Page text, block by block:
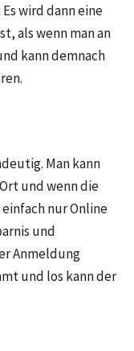
wird dann eine
als wenn man an
kann demnach
Man kann
und wenn die
nur Online
und
Anmeldung
und los kann der